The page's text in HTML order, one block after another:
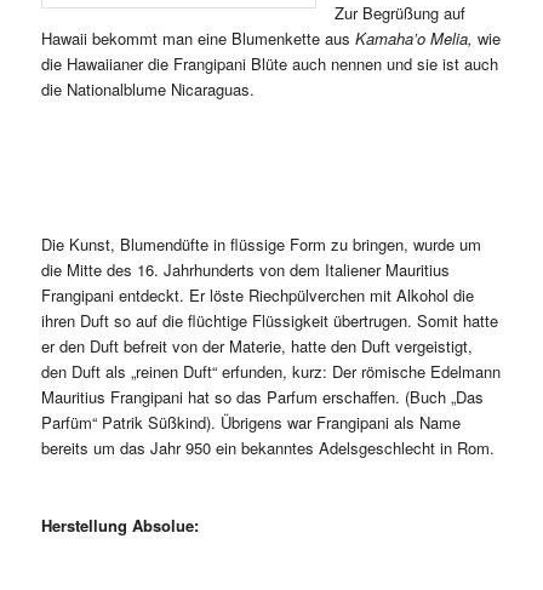
Zur Begrüßung auf
Hawaii bekommt man eine Blumenkette aus Kamaha’o Melia, wie
die Hawaiianer die Frangipani Blüte auch nennen und sie ist auch
die Nationalblume Nicaraguas.
Die Kunst, Blumendüfte in flüssige Form zu bringen, wurde um
die Mitte des 16. Jahrhunderts von dem Italiener Mauritius
Frangipani entdeckt. Er löste Riechpülverchen mit Alkohol die
ihren Duft so auf die flüchtige Flüssigkeit übertrugen. Somit hatte
er den Duft befreit von der Materie, hatte den Duft vergeistigt,
den Duft als „reinen Duft“ erfunden, kurz: Der römische Edelmann
Mauritius Frangipani hat so das Parfum erschaffen. (Buch „Das
Parfüm“ Patrik Süßkind). Übrigens war Frangipani als Name
bereits um das Jahr 950 ein bekanntes Adelsgeschlecht in Rom.
Herstellung Absolue: